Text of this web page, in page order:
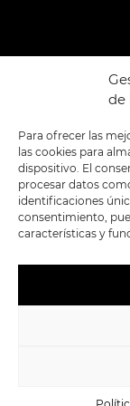
de
Para ofrecer las
las cookies para
dispositivo. El
procesar datos
identificaciones
consentimiento,
características y
POLÍTICA DE
PRIVACIDAD
TÉRMINOS Y
CONDICIONES
GENERALES DE LA
VENTA
POLÍTICA DE
2023